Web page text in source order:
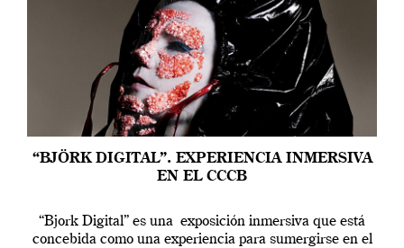
“BJÖRK DIGITAL”. EXPERIENCIA INMERSIVA
EN EL CCCB
“Bjork Digital” es una exposición inmersiva que está
concebida como una experiencia para sumergirse en el